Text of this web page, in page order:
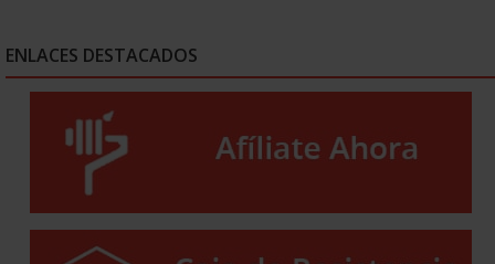
ENLACES DESTACADOS